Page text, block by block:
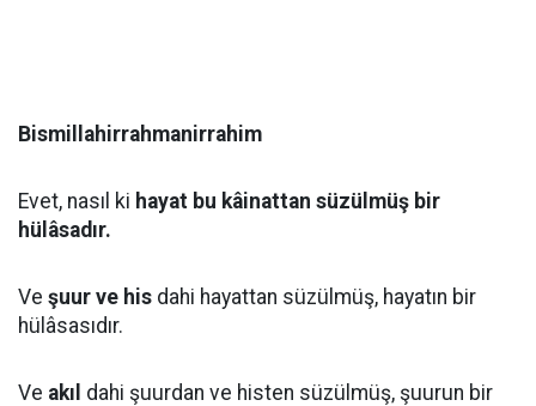
Bismillahirrahmanirrahim
Evet, nasıl ki hayat bu kâinattan süzülmüş bir
hülâsadır.
Ve şuur ve his dahi hayattan süzülmüş, hayatın bir
hülâsasıdır.
Ve akıl dahi şuurdan ve histen süzülmüş, şuurun bir